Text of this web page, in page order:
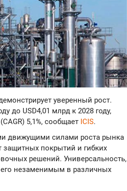
уверенный рост.
до USD4,01 млрд к 2028 году,
5,1%, сообщает ICIS.
движущими силами роста рынка
защитных покрытий и гибких
решений. Универсальность,
незаменимым в различных